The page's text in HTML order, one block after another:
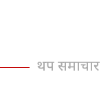
थप समाचार